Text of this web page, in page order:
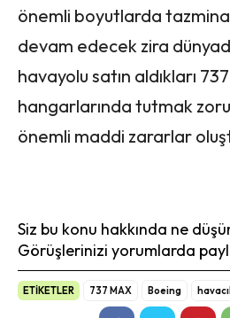
önemli boyutlarda
devam edecek zira
havayolu satın aldıkları
hangarlarında tutmak
önemli maddi zararlar
Siz bu konu hakkında ne
Görüşlerinizi yorumlarda
ETİKETLER 737 MAX Boeing